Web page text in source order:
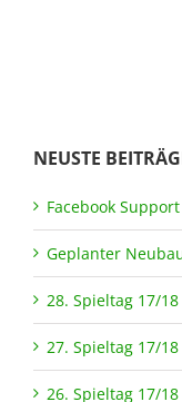
NEUSTE
Facebook
Geplanter
28. Spieltag 17/
27. Spieltag 17/
26. Spieltag 17/